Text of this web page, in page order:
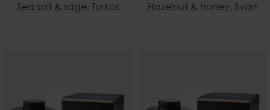
Sea salt & sage, Turkos
Hazelnut & honey, Svart